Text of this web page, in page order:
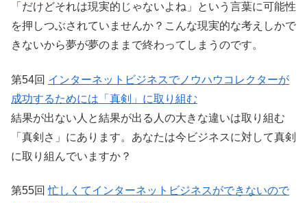
「だけどそれは現実的じゃないよね」という言葉に可能性
を押しつぶされていませんか？こんな現実的な考えしかで
きないから夢が夢のままで終わってしまうのです。
第54回 インターネットビジネスでノウハウコレクターが
成功するためには「真剣」に取り組む
結果が出ない人と結果が出る人の大きな違いは取り組む
「真剣さ」にあります。あなたは今ビジネスに対して真剣
に取り組んでいますか？
第55回忙しくてインターネットビジネスができないので